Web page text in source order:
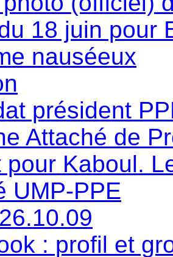
18 juin pour
nauséeux
président
Attaché de
pour Kaboul.
UMP-PPE
: profil et